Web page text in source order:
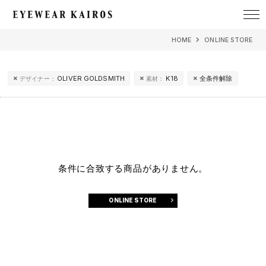
HOME ONLINE STORE
デザイナー： OLIVER GOLDSMITH 素材： K18 全条件解除
条件に合致する商品がありません。
ONLINE STORE